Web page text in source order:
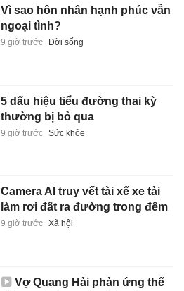
Vì sao hôn nhân hạnh phúc vẫn
ngoại tình?
9 giờ trước Đời sống
5 dấu hiệu tiểu đường thai kỳ
thường bị bỏ qua
9 giờ trước Sức khỏe
Camera AI truy vết tài xế xe tải
làm rơi đất ra đường trong đêm
9 giờ trước Xã hội
Vợ Quang Hải phản ứng thế